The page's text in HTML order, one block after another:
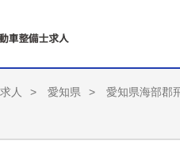
人 愛知県 愛知県海部郡